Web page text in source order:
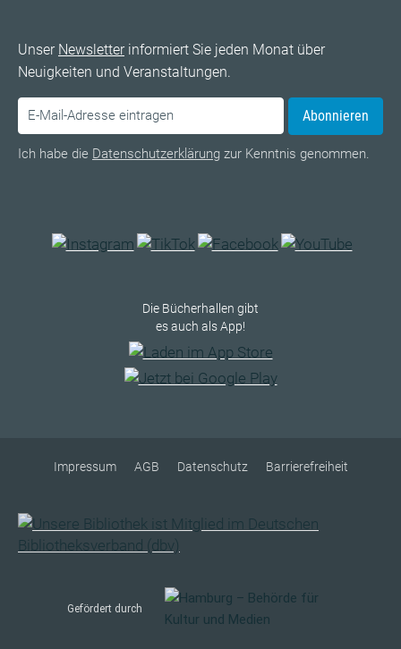
Unser Newsletterinformiert Sie jeden Monat über
Neuigkeiten und Veranstaltungen.
Abonnieren
Ich habe die Datenschutzerklärung zur Kenntnis genommen.
Die Bücherhallen gibt
es auch als App!
Impressum AGB Datenschutz Barrierefreiheit
Gefördert durch